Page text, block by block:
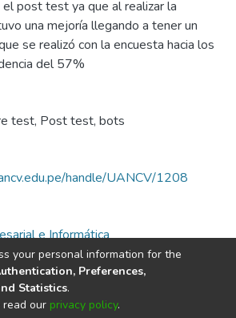
post test ya que al realizar la
una mejoría llegando a tener un
se realizó con la encuesta hacia los
del 57%
test, Post test, bots
handle/UANCV/1208
e Informática
copyright © 2002-2026
your personal information for the
Preferences,
Statistics.
read our privacy policy.